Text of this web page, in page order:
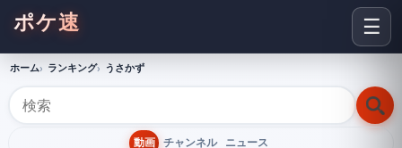
☰
ポケ速
ホーム ランキング うさかず
動画 チャンネル ニュース